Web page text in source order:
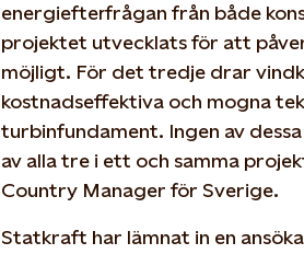
energiefterfrågan från både
projektet utvecklats för att
möjligt. För det tredje drar
kostnadseffektiva och mogna
turbinfundament. Ingen av
av alla tre i ett och samma
Country Manager för Sverige.
Statkraft har lämnat in en